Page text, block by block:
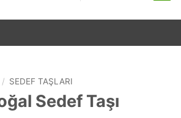
/ SEDEF TAŞLARI
Sedef Taşı